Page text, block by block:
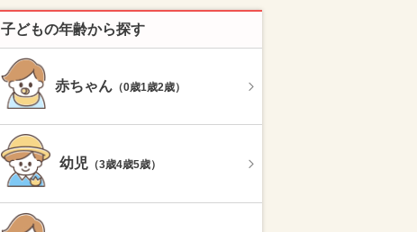
子どもの年齢から探す
赤ちゃん （0歳1歳2歳）
幼児 （3歳4歳5歳）